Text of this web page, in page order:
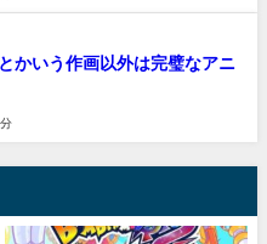
かいう作画以外は完璧なアニ